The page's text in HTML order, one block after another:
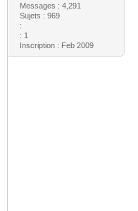
Messages : 4,291
Sujets : 969
:
: 1
Inscription : Feb 2009